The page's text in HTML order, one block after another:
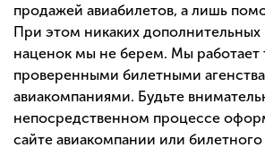
продажей авиабилетов, а лишь
При этом никаких
наценок мы не берем. Мы работает
проверенными билетными
авиакомпаниями. Будьте
непосредственном процессе
сайте авиакомпании или билетного